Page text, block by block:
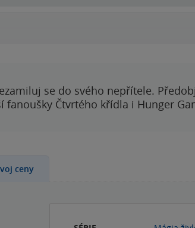
se do svého nepřítele.
fanoušky Čtvrtého křídla i Hunger
ceny